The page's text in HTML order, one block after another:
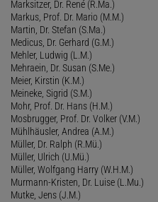
Marksitzer, Dr. René (R.Ma.)
Markus, Prof. Dr. Mario (M.M.)
Martin, Dr. Stefan (S.Ma.)
Medicus, Dr. Gerhard (G.M.)
Mehler, Ludwig (L.M.)
Mehraein, Dr. Susan (S.Me.)
Meier, Kirstin (K.M.)
Meineke, Sigrid (S.M.)
Mohr, Prof. Dr. Hans (H.M.)
Mosbrugger, Prof. Dr. Volker (V.M.)
Mühlhäusler, Andrea (A.M.)
Müller, Dr. Ralph (R.Mü.)
Müller, Ulrich (U.Mü.)
Müller, Wolfgang Harry (W.H.M.)
Murmann-Kristen, Dr. Luise (L.Mu.)
Mutke, Jens (J.M.)